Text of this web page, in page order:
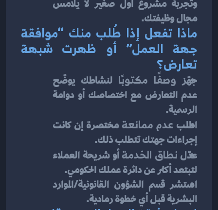
مجال وظيفتك.
تعارض؟
جهّز وصفًا مكتوبًا
عدم التعارض مع اختصاصك أو دوامة
الرسمية.
اطلب عدم ممانعة
إجراءات جهتك تتطلب ذلك.
عدّل نطاق الخدمة
لتبتعد أكثر عن دائرة عملك الحكومي.
استشر قسم الشؤون القانونية/الموارد
البشرية قبل أي خطوة رمادية.